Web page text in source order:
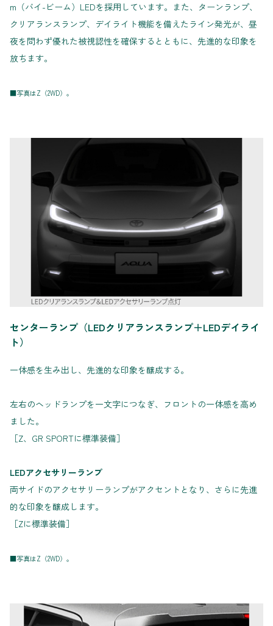
m（バイ-ビーム）LEDを採用しています。また、ターンランプ、
クリアランスランプ、デイライト機能を備えたライン発光が、昼
夜を問わず優れた被視認性を確保するとともに、先進的な印象を
放ちます。
■写真はZ（2WD）。
センターランプ（LEDクリアランスランプ＋LEDデイライ
ト）
一体感を生み出し、先進的な印象を醸成する。
左右のヘッドランプを一文字につなぎ、フロントの一体感を高め
ました。
［Z、GR SPORTに標準装備］
LEDアクセサリーランプ
両サイドのアクセサリーランプがアクセントとなり、さらに先進
的な印象を醸成します。
［Zに標準装備］
■写真はZ（2WD）。